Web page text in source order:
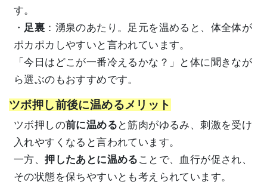
す。
・ 足裏 ：湧泉のあたり。足元を温めると、体全体が
ポカポカしやすいと言われています。
「今日はどこが一番冷えるかな？」と体に聞きなが
ら選ぶのもおすすめです。
ツボ押し前後に温めるメリット
ツボ押しの前に温める と筋肉がゆるみ、刺激を受け
入れやすくなると言われています。
一方、押したあとに温める ことで、血行が促され、
その状態を保ちやすいとも考えられています。